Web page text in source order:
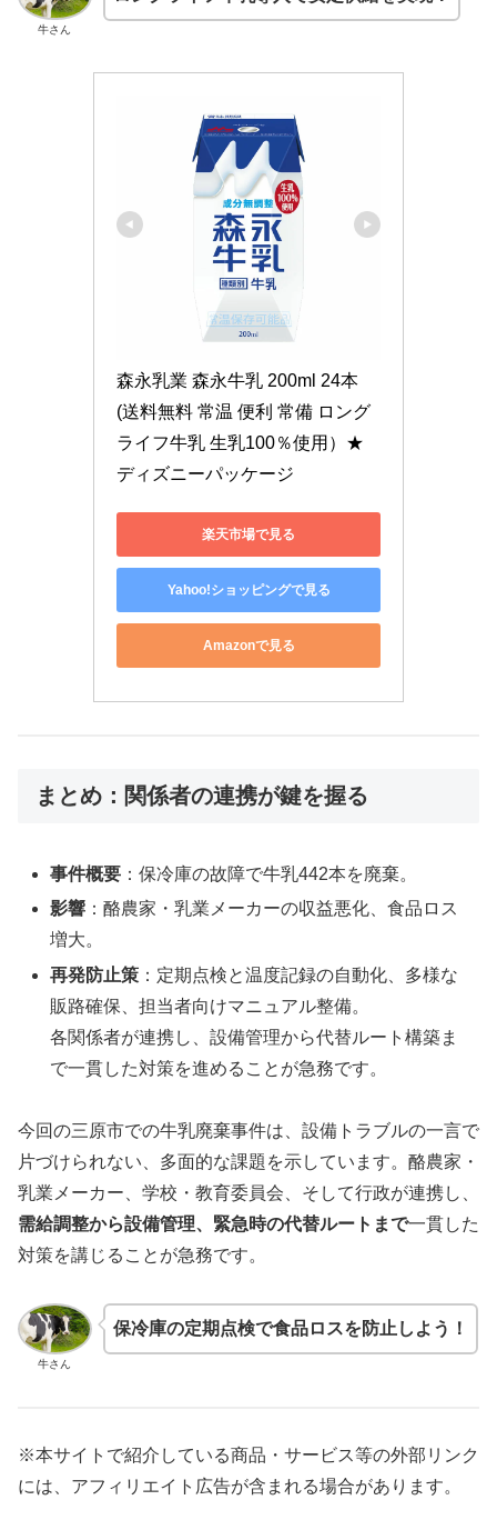
牛さん
森永乳業 森永牛乳 200ml 24本
(送料無料 常温 便利 常備 ロング
ライフ牛乳 生乳100％使用）★
ディズニーパッケージ
楽天市場で見る
Yahoo!ショッピングで見る
Amazonで見る
まとめ：関係者の連携が鍵を握る
事件概要 ：保冷庫の故障で牛乳442本を廃棄。
影響 ：酪農家・乳業メーカーの収益悪化、食品ロス
増大。
再発防止策 ：定期点検と温度記録の自動化、多様な
販路確保、担当者向けマニュアル整備。
各関係者が連携し、設備管理から代替ルート構築ま
で一貫した対策を進めることが急務です。
今回の三原市での牛乳廃棄事件は、設備トラブルの一言で
片づけられない、多面的な課題を示しています。酪農家・
乳業メーカー、学校・教育委員会、そして行政が連携し、
需給調整から設備管理、緊急時の代替ルートまで一貫した
対策を講じることが急務です。
牛さん
保冷庫の定期点検で食品ロスを防止しよう！
※本サイトで紹介している商品・サービス等の外部リンク
には、アフィリエイト広告が含まれる場合があります。